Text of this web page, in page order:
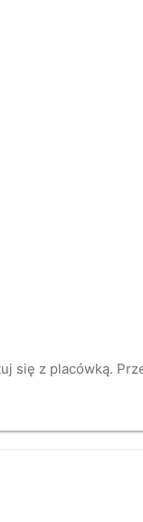
z placówką.